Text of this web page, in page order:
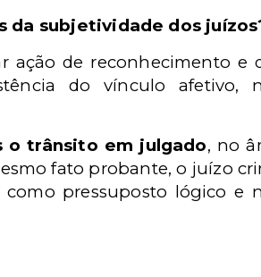
da subjetividade dos
de reconhecimento e
do vínculo afetivo,
o trânsito em julgado, no
fato probante, o juízo
pressuposto lógico e